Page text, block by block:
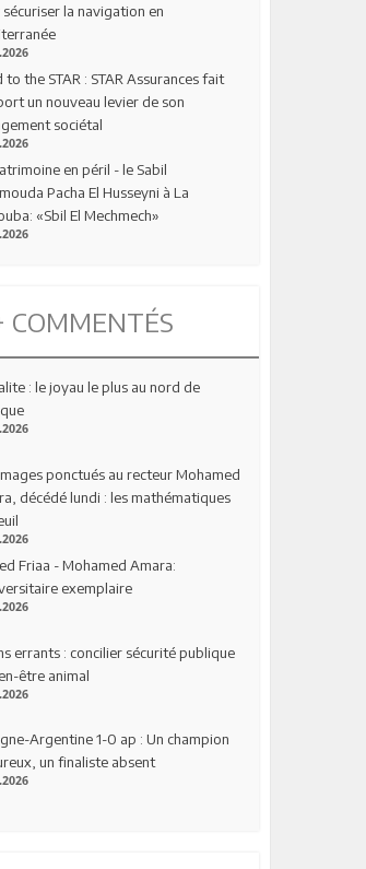
la navigation en
to the STAR : STAR Assurances fait
un nouveau levier de son
sociétal
en péril - le Sabil
Pacha El Husseyni à La
«Sbil El Mechmech»
COMMENTÉS
: le joyau le plus au nord de
ponctués au recteur Mohamed
décédé lundi : les mathématiques
Friaa - Mohamed Amara:
exemplaire
errants : concilier sécurité publique
être animal
Argentine 1-0 ap : Un champion
un finaliste absent